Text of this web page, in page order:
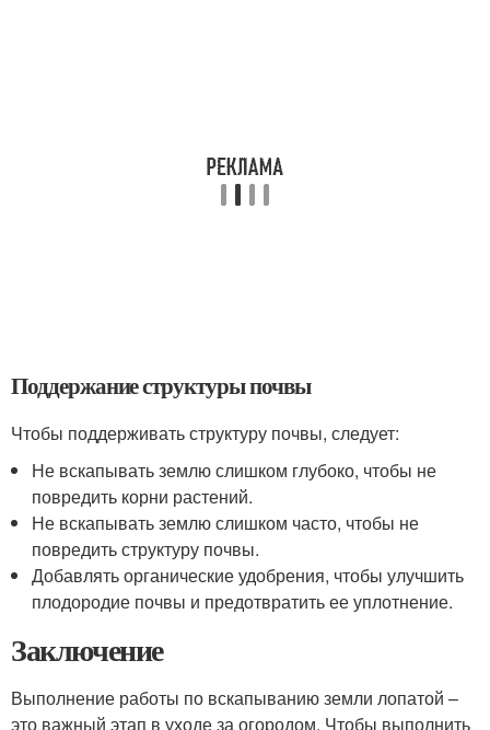
Поддержание структуры почвы
Чтобы поддерживать структуру почвы, следует:
Не вскапывать землю слишком глубоко, чтобы не
повредить корни растений.
Не вскапывать землю слишком часто, чтобы не
повредить структуру почвы.
Добавлять органические удобрения, чтобы улучшить
плодородие почвы и предотвратить ее уплотнение.
Заключение
Выполнение работы по вскапыванию земли лопатой –
это важный этап в уходе за огородом. Чтобы выполнить